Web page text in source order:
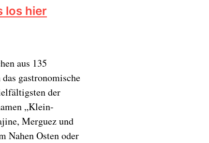
los hier
aus 135
gastronomische
der
„Klein-
Merguez und
Nahen Osten oder